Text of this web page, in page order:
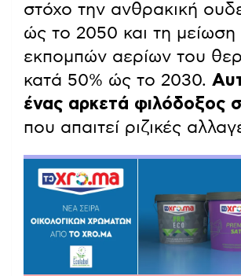
στόχο την ανθρακική
ώς το 2050 και τη μείωση
εκπομπών αερίων του
κατά 50% ώς το 2030.
ένας αρκετά φιλόδοξος
που απαιτεί ριζικές